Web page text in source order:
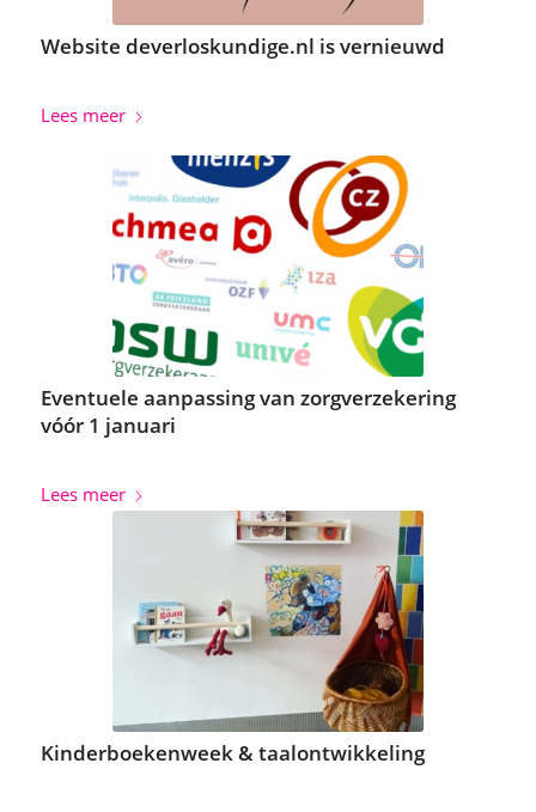
Website deverloskundige.nl is vernieuwd
Lees meer
Eventuele aanpassing van zorgverzekering
vóór 1 januari
Lees meer
Kinderboekenweek & taalontwikkeling